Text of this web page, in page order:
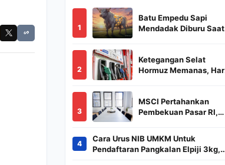
1
Batu Empedu Sapi
Mendadak Diburu Saat
Puluhan Juta
2
Ketegangan Selat
Hormuz Memanas,
3
MSCI Pertahankan
Pembekuan Pasar RI,
Indeks
4
Cara Urus NIB UMKM Untuk
Pendaftaran Pangkalan Elpiji 3kg,